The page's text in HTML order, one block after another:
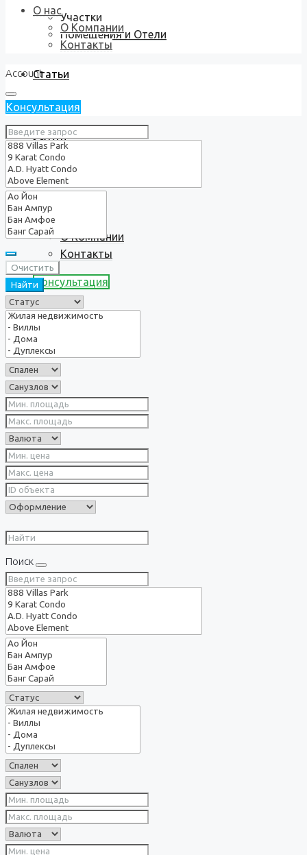
Участки
Помещения и Отели
Статьи
Услуги
О нас
О Компании
Контакты
Консультация
О нас
О Компании
Контакты
Account
Консультация
Очистить
Найти
Поиск